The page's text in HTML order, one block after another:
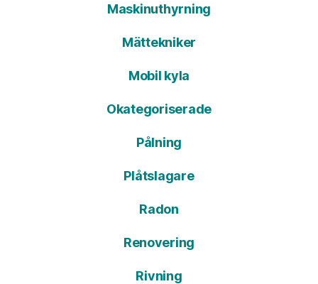
Maskinuthyrning
Mättekniker
Mobil kyla
Okategoriserade
Pålning
Plåtslagare
Radon
Renovering
Rivning